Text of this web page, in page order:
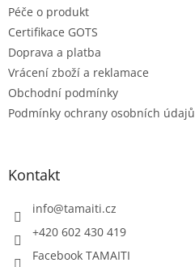
Péče o produkt
Certifikace GOTS
Doprava a platba
Vrácení zboží a reklamace
Obchodní podmínky
Podmínky ochrany osobních údajů
Kontakt
info@tamaiti.cz
+420 602 430 419
Facebook TAMAITI